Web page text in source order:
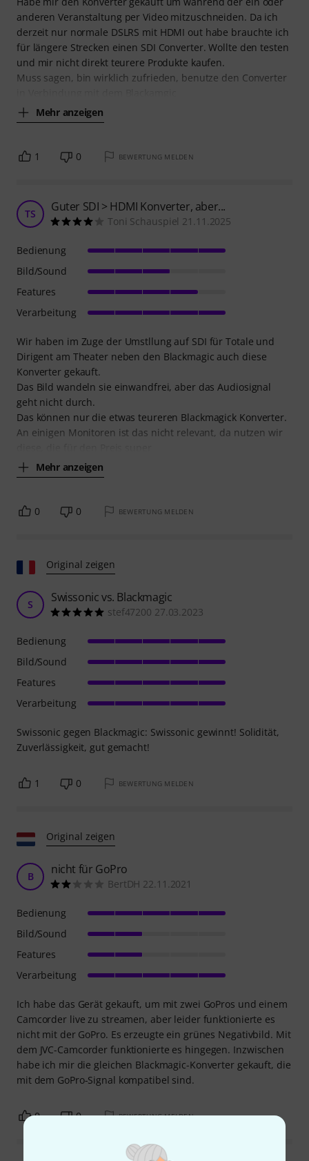
anderen Veranstaltung per Video mitzuschneiden. Da ich
derzeit nur normale DSLRS mit HDMI out habe brauchte ich
für längere Strecken einen SDI Converter. Wollte den testen
und mir nicht direkt teurere Produkte kaufen.
Muss sagen, bin wirklich zufrieden, benutze den Converter
Mehr anzeigen
1 0 BEWERTUNG MELDEN
TS Guter SDI > HDMI Konverter, aber...
Toni Schauspiel 21.11.2025
Wir haben im Zuge der Umstllung auf SDI für Totale und
Dirigent am Theater neben den Blackmagic auch diese
Konverter gekauft.
Das Bild wandeln sie einwandfrei, aber das Audiosignal
geht nicht durch.
Das können nur die etwas teureren Blackmagick Konverter.
An einigen Monitoren ist das nicht relevant, da nutzen wir
Mehr anzeigen
Bedienung
Bild/Sound
Features
Verarbeitung
0 0 BEWERTUNG MELDEN
Original zeigen
S Swissonic vs. Blackmagic
stef47200 27.03.2023
Swissonic gegen Blackmagic: Swissonic gewinnt! Solidität,
Zuverlässigkeit, gut gemacht!
Bedienung
Bild/Sound
Features
Verarbeitung
1 0 BEWERTUNG MELDEN
Original zeigen
B nicht für GoPro
BertDH 22.11.2021
Ich habe das Gerät gekauft, um mit zwei GoPros und einem
Camcorder live zu streamen, aber leider funktionierte es
nicht mit der GoPro. Es erzeugte ein grünes Negativbild. Mit
dem JVC-Camcorder funktionierte es hingegen. Inzwischen
habe ich mir die gleichen Blackmagic-Konverter gekauft, die
mit dem GoPro-Signal kompatibel sind.
Bedienung
Bild/Sound
Features
Verarbeitung
0 0 BEWERTUNG MELDEN